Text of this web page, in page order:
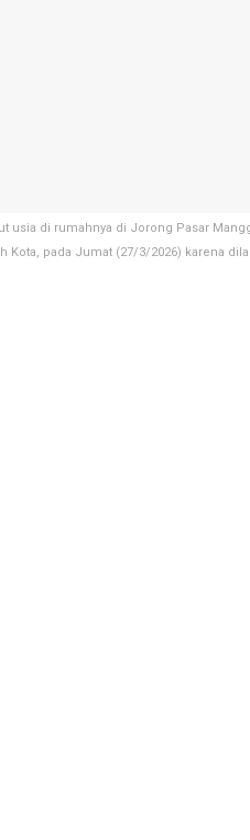
usia di rumahnya di Jorong Pasar
Kota, pada Jumat (27/3/2026) karena